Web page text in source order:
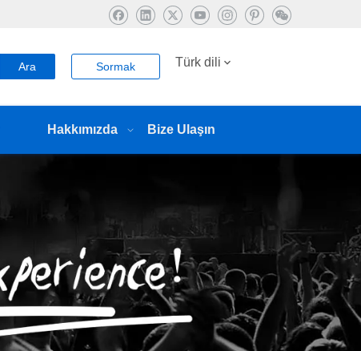
Ara Sormak Türk dili
Hakkımızda Bize Ulaşın